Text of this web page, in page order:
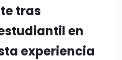
tras
en
experiencia